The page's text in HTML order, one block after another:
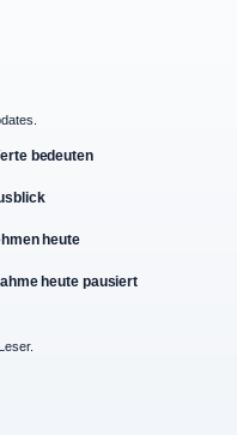
bedeuten
heute
heute pausiert